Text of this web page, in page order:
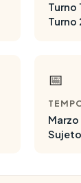
Turno
Turno
📅